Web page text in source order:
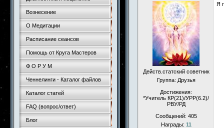
Вознесение
О Медитации
Расписание сеансов
Помощь от Круга Мастеров
Ф О Р У М
Ченнелинги - Каталог файлов
Каталог статей
FAQ (вопрос/ответ)
Блог
Действ.статский советник
Группа: Друзья
Достижения:
*Учитель КР(21)/УРР(6.2)/
РВУ/РД
Сообщений: 405
Награды: 11
Я